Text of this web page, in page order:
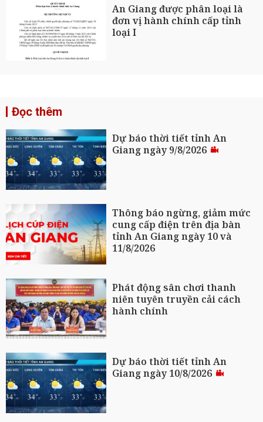
An Giang được phân loại là
đơn vị hành chính cấp tỉnh
loại I
Đọc thêm
Dự báo thời tiết tỉnh An
Giang ngày 9/8/2026
Thông báo ngừng, giảm mức
cung cấp điện trên địa bàn
tỉnh An Giang ngày 10 và
11/8/2026
Phát động sân chơi thanh
niên tuyên truyền cải cách
hành chính
Dự báo thời tiết tỉnh An
Giang ngày 10/8/2026